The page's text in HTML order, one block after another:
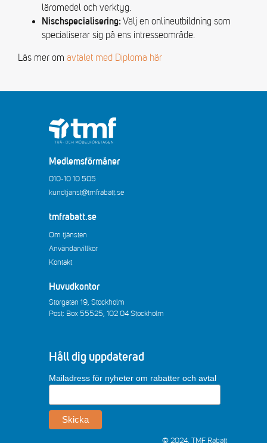
läromedel och verktyg.
Nischspecialisering: Välj en onlineutbildning som
specialiserar sig på ens intresseområde.
Läs mer om avtalet med Diploma här
Medlemsförmåner
010-10 10 505
kundtjanst@tmfrabatt.se
tmfrabatt.se
Om tjänsten
Användarvillkor
Kontakt
Huvudkontor
Storgatan 19, Stockholm
Post: Box 55525, 102 04 Stockholm
Håll dig uppdaterad
Mailadress för nyheter om rabatter och avtal
© 2024, TMF Rabatt